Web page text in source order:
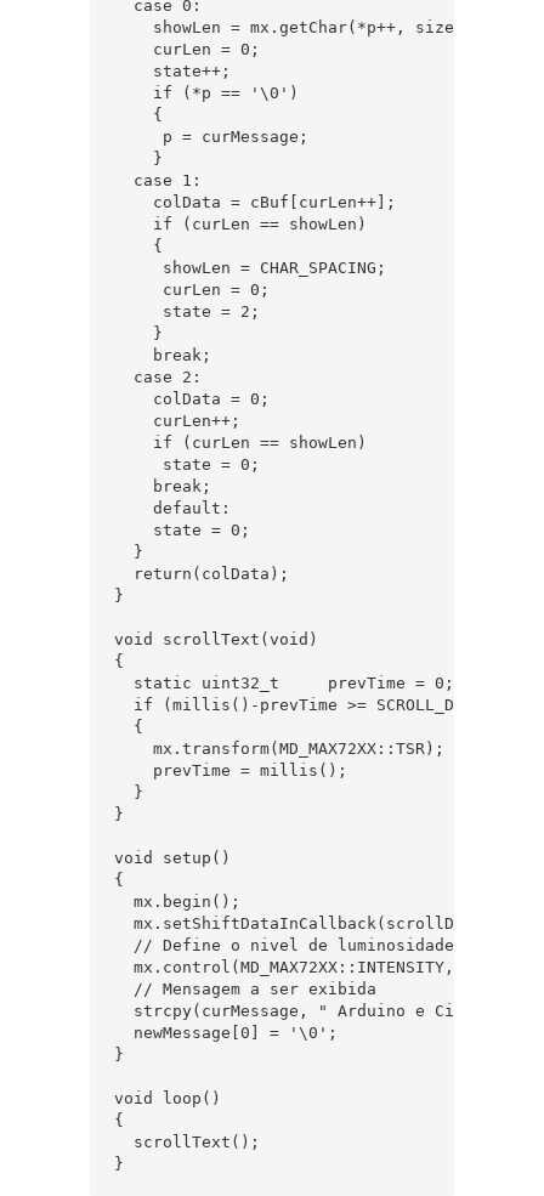
  case 0:
showLen = mx.getChar(*p++,
    curLen = 0;
    state++;
    if (*p == '\0')
    {
     p = curMessage;
    }
  case 1:
    colData = cBuf[curLen++];
    if (curLen == showLen)
    {
     showLen = CHAR_SPACING;
     curLen = 0;
     state = 2;
    }
    break;
  case 2:
    colData = 0;
    curLen++;
    if (curLen == showLen)
     state = 0;
    break;
    default:
    state = 0;
  }
  return(colData);
}
void scrollText(void)
{
  static uint32_t     prevTime = 0;
  if (millis()-prevTime >= SCROLL_DELAY)
  {
    mx.transform(MD_MAX72XX::TSR);
    prevTime = millis();
  }
}
void setup()
{
  mx.begin();
  // Define o nivel de luminosidade
  mx.control(MD_MAX72XX::INTENSITY, 4);
  // Mensagem a ser exibida
  strcpy(curMessage, " Arduino e Cia ");
  newMessage[0] = '\0';
}
void loop()
{
  scrollText();
}